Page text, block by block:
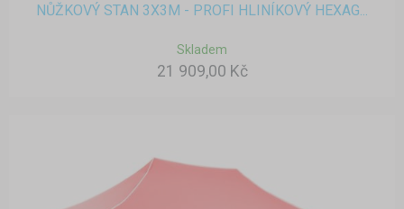
NŮŽKOVÝ STAN 3X3M - PROFI HLINÍKOVÝ HEXAG...
Skladem
21 909,00 Kč